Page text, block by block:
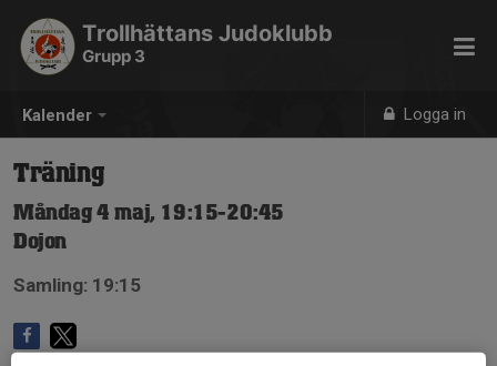
Kalender Logga in
Trollhättans Judoklubb
Grupp 3
Träning
Måndag 4 maj, 19:15-20:45
Dojon
Samling: 19:15